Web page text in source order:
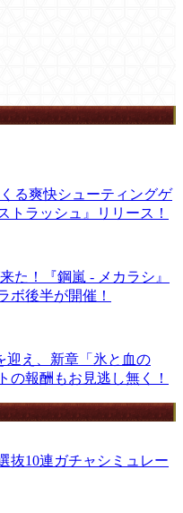
る爽快シューティングゲ
トラッシュ』リリース！
た！『鋼嵐 - メカラシ』
ボ後半が開催！
迎え、新章「氷と血の
の報酬もお見逃し無く！
抜10連ガチャシミュレー